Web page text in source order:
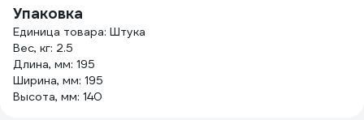
Упаковка
Единица товара: Штука
Вес, кг: 2.5
Длина, мм: 195
Ширина, мм: 195
Высота, мм: 140